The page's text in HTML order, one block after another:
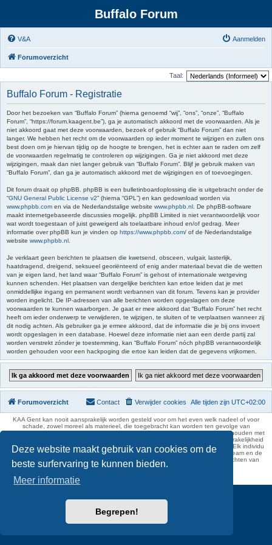
Deze website maakt gebruik van cookies om de
beste surfervaring te kunnen bieden.
Meer informatie
Begrepen!
Buffalo Forum
V&A Aanmelden
Forumoverzicht
Taal:
Buffalo Forum - Registratie
Door het bezoeken van “Buffalo Forum” (hierna genoemd “wij”, “ons”, “onze”, “Buffalo
Forum”, “https://forum.kaagent.be”), ga je automatisch akkoord met de voorwaarden. Als je
niet akkoord gaat met deze voorwaarden, bezoek of gebruik “Buffalo Forum” dan niet
langer. We hebben het recht om de voorwaarden op ieder moment te wijzigen en zullen ons
best doen om je hiervan tijdig op de hoogte te brengen, het is echter aan te raden om zelf
de voorwaarden regelmatig te controleren op wijzigingen. Ga je niet akkoord met deze
wijzigingen, maak dan niet langer gebruik van “Buffalo Forum”. Blijf je gebruik maken van
“Buffalo Forum”, dan ga je automatisch akkoord met de wijzigingen en of toevoegingen.
Dit forum draait op phpBB. phpBB is een bulletinboardoplossing die is uitgebracht onder de
“GNU General Public License v2” (hierna “GPL”) en kan gedownload worden via
www.phpbb.com en via de Nederlandstalige website www.phpbb.nl . De phpBB-software
maakt internetgebaseerde discussies mogelijk. phpBB Limited is niet verantwoordelijk voor
wat wordt toegestaan of juist geweigerd als toelaatbare inhoud en/of gedrag. Meer
informatie over phpBB kun je vinden op https://www.phpbb.com/ of de Nederlandstalige
website www.phpbb.nl
Je verklaart geen berichten te plaatsen die kwetsend, obsceen, vulgair, lasterlijk,
haatdragend, dreigend, seksueel georiënteerd of enig ander materiaal bevat die de wetten
van je eigen land, het land waar “Buffalo Forum” is gehost of internationale wetgeving
kunnen schenden. Het plaatsen van dergelijke berichten kan ertoe leiden dat je met
onmiddellijke ingang en permanent wordt verbannen van dit forum. Tevens kan je provider
worden ingelicht. De IP-adressen van alle berichten worden opgeslagen om deze
voorwaarden te kunnen waarborgen. Je gaat er mee akkoord dat “Buffalo Forum” het recht
heeft om ieder onderwerp te verwijderen, te wijzigen, te sluiten of te verplaatsen wanneer zij
dit nodig achten. Als gebruiker ga je ermee akkoord, dat de informatie die je bij ons invoert
wordt opgeslagen in een database. Hoewel deze informatie niet aan een derde partij zal
worden verstrekt zónder je toestemming, kan “Buffalo Forum” nóch phpBB verantwoordelijk
worden gehouden voor een hackpoging die ertoe kan leiden dat de gegevens vrijkomen.
Forumoverzicht Alle tijden zijn UTC+02:00
Verwijder cookies
Contact
KAA Gent kan nooit aansprakelijk worden gesteld voor om het even welk nadeel of voor
schade, zowel moreel als materieel, die toegebracht kan worden ten gevolge van
feitelijkheden en daden van derden die rechtstreeks of onrechtstreeks verband houden met
de gegevens vermeld op de website van KAA Gent. Deze ontheffing van aansprakelijkheid
geldt inzonderheid voor het forum, waarvan KAA Gent zich volledig distantieert. Elk individu
is dus verantwoordelijk voor zijn uitlatingen op het Buffalo Forum. Ook het webteam en de
moderators kunnen niet aansprakelijk gesteld worden voor de inhoud van berichten van
gebruikers.